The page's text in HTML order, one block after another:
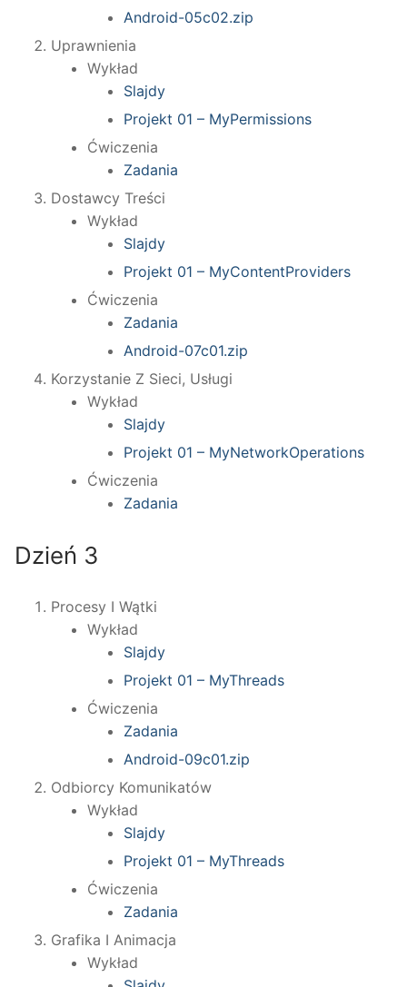
Android-05c02.zip
Uprawnienia
Wykład
Slajdy
Projekt 01 – MyPermissions
Ćwiczenia
Zadania
Dostawcy Treści
Wykład
Slajdy
Projekt 01 – MyContentProviders
Ćwiczenia
Zadania
Android-07c01.zip
Korzystanie Z Sieci, Usługi
Wykład
Slajdy
Projekt 01 – MyNetworkOperations
Ćwiczenia
Zadania
Dzień 3
Procesy I Wątki
Wykład
Slajdy
Projekt 01 – MyThreads
Ćwiczenia
Zadania
Android-09c01.zip
Odbiorcy Komunikatów
Wykład
Slajdy
Projekt 01 – MyThreads
Ćwiczenia
Zadania
Grafika I Animacja
Wykład